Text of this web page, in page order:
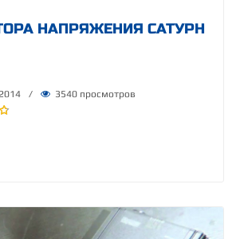
НАПРЯЖЕНИЯ САТУРН
/ 3540 просмотров